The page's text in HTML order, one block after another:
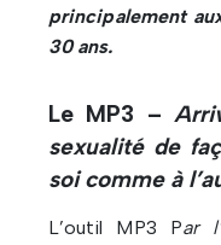
principalement
30 ans.
Le MP3 –
sexualité de
soi comme à
L’outil MP3 Par